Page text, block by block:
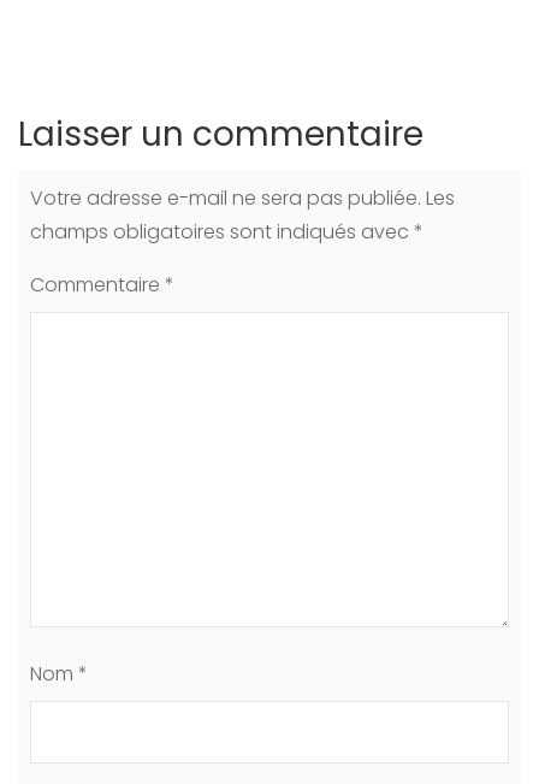
Laisser un commentaire
Votre adresse e-mail ne sera pas publiée. Les
champs obligatoires sont indiqués avec *
Commentaire *
Nom *